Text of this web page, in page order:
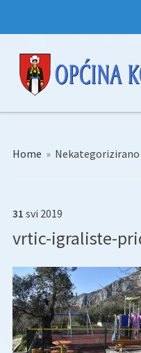
Home » Nekategorizirano
31 svi 2019
vrtic-igraliste-